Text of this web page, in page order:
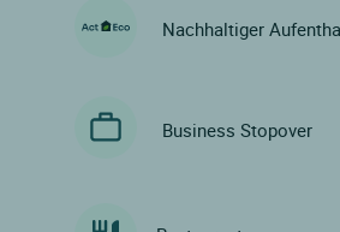
Nachhaltiger
Business Stopover